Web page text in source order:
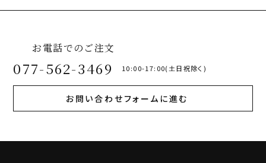
お電話でのご注文
077-562-3469 10:00-17:00(土日祝除く)
お問い合わせフォームに進む